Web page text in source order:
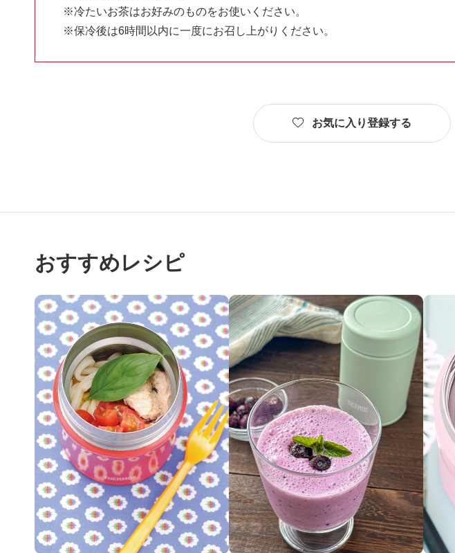
※冷たいお茶はお好みのものをお使いください。
※保冷後は6時間以内に一度にお召し上がりください。
お気に入り登録する
おすすめレシピ